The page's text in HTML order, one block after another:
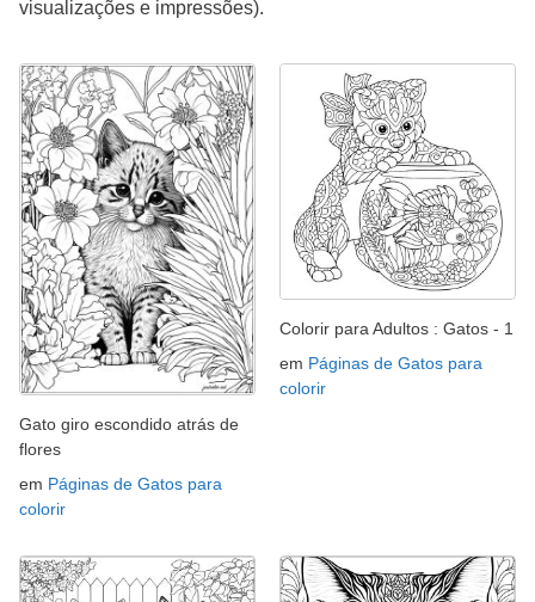
visualizações e impressões).
Gato giro escondido atrás de
flores
em Páginas de Gatos para
colorir
Colorir para Adultos : Gatos - 1
em Páginas de Gatos para
colorir